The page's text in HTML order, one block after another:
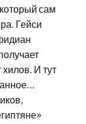
сам
Гейси
И тут